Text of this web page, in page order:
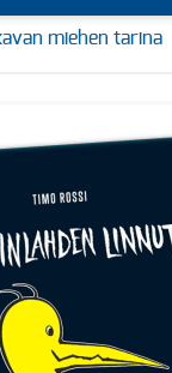
miehen tarina